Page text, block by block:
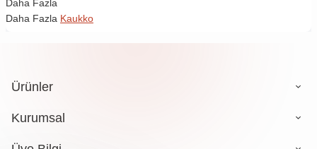
Daha Fazla
Daha Fazla Kaukko
Ürünler
Kurumsal